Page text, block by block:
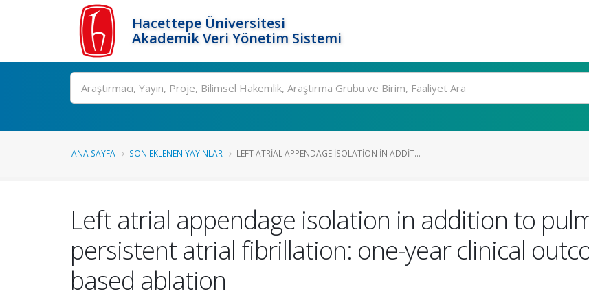
Hacettepe Üniversitesi
Akademik Veri Yönetim Sistemi
Ara
ANA SAYFA SON EKLENEN YAYINLAR LEFT ATRIAL APPENDAGE ISOLATION IN ADDIT...
Left atrial appendage isolation in addition to
persistent atrial fibrillation: one-year clinical
based ablation